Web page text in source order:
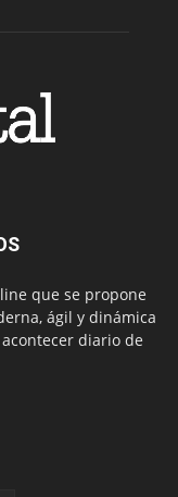
que se propone
ágil y dinámica
diario de